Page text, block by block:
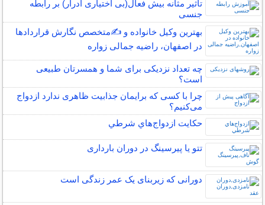
تاثیر مثانه بیش فعال(بی اختیاری ادرار) بر رابطه
جنسی
بهترین وکیل خانواده و ✍️متخصص نگارش قراردادها
در اصفهان، راضیه جمالی زواره
چه تعداد نزدیکی برای شما و همسرتان طبیعی
است؟
چرا با کسی که برایمان جذابیت ظاهری ندارد ازدواج
می‌کنیم؟
حكايت ازدواج‌هاي شرطي
تتو یا پیرسینگ در دوران بارداری
دورانی که زیربنای یک عمر زندگی‌ است